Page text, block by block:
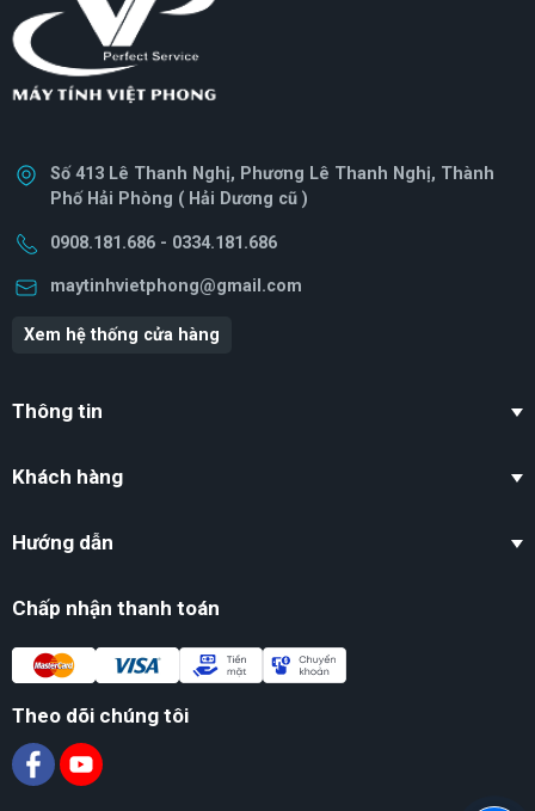
Số 413 Lê Thanh Nghị, Phương Lê Thanh Nghị, Thành
Phố Hải Phòng ( Hải Dương cũ )
0908.181.686 - 0334.181.686
maytinhvietphong@gmail.com
Xem hệ thống cửa hàng
Thông tin
Khách hàng
Hướng dẫn
Chấp nhận thanh toán
Theo dõi chúng tôi